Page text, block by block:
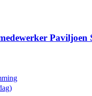
Paviljoen